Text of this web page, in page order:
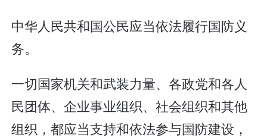
中华人民共和国公民应当依法履行国防义
务。
一切国家机关和武装力量、各政党和各人
民团体、企业事业组织、社会组织和其他
组织，都应当支持和依法参与国防建设，